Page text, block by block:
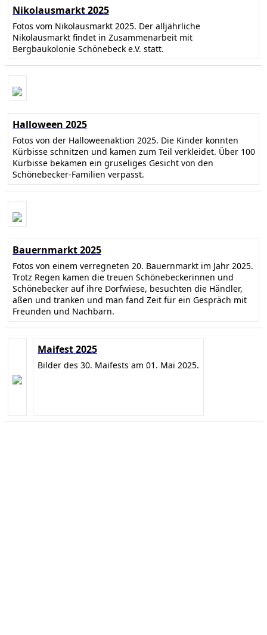
Nikolausmarkt 2025
Fotos vom Nikolausmarkt 2025. Der alljährliche
Nikolausmarkt findet in Zusammenarbeit mit
Bergbaukolonie Schönebeck e.V. statt.
Halloween 2025
Fotos von der Halloweenaktion 2025. Die Kinder konnten
Kürbisse schnitzen und kamen zum Teil verkleidet. Über 100
Kürbisse bekamen ein gruseliges Gesicht von den
Schönebecker-Familien verpasst.
Bauernmarkt 2025
Fotos von einem verregneten 20. Bauernmarkt im Jahr 2025.
Trotz Regen kamen die treuen Schönebeckerinnen und
Schönebecker auf ihre Dorfwiese, besuchten die Händler,
aßen und tranken und man fand Zeit für ein Gespräch mit
Freunden und Nachbarn.
Maifest 2025
Bilder des 30. Maifests am 01. Mai 2025.